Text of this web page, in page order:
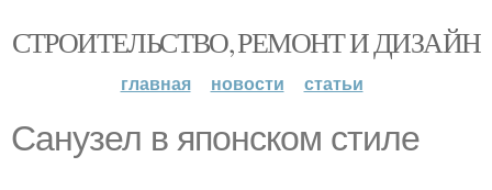
СТРОИТЕЛЬСТВО, РЕМОНТ И ДИЗАЙН
главная новости статьи
Санузел в японском стиле